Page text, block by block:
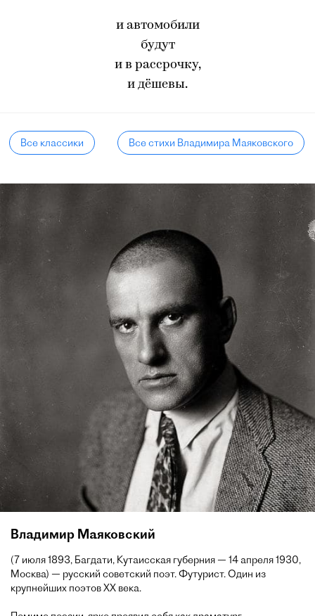
и автомобили
будут
и в рассрочку,
и дёшевы.
Все классики Все стихи Владимира Маяковского
Владимир Маяковский
(7 июля 1893, Багдати, Кутаисская губерния — 14 апреля 1930,
Москва) — русский советский поэт. Футурист. Один из
крупнейших поэтов XX века.